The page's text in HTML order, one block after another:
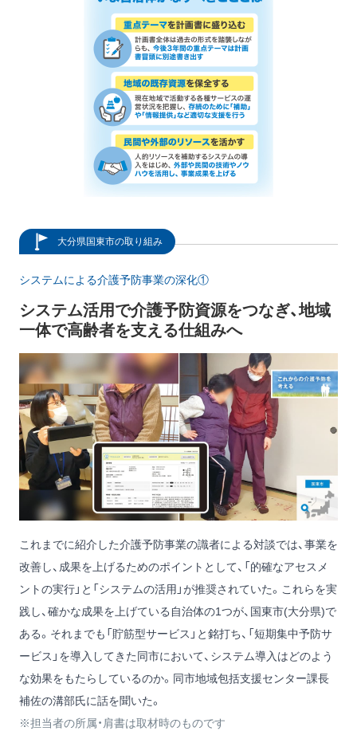
大分県国東市の取り組み
システムによる介護予防事業の深化①
システム活用で介護予防資源をつなぎ、地域
一体で高齢者を支える仕組みへ
これまでに紹介した介護予防事業の識者による対談では、事業を
改善し、成果を上げるためのポイントとして、「的確なアセスメ
ントの実行」と「システムの活用」が推奨されていた。これらを実
践し、確かな成果を上げている自治体の1つが、国東市(大分県)で
ある。それまでも「貯筋型サービス」と銘打ち、「短期集中予防サ
ービス」を導入してきた同市において、システム導入はどのよう
な効果をもたらしているのか。同市地域包括支援センター課長
補佐の溝部氏に話を聞いた。
※担当者の所属・肩書は取材時のものです